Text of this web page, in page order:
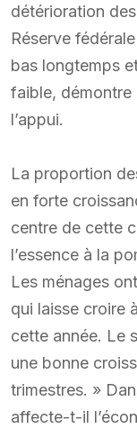
détérioration
Réserve
bas longtemps
faible, démontre
l’appui.
La proportion
en forte
centre de cette
l’essence à la
Les ménages
qui laisse croire
cette année. Le
une bonne
trimestres. »
affecte-t-il